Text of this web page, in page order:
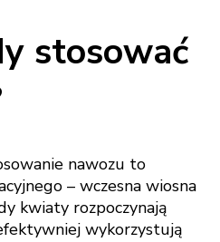
stosować
nawozu to
– wczesna wiosna
kwiaty rozpoczynają
wykorzystują